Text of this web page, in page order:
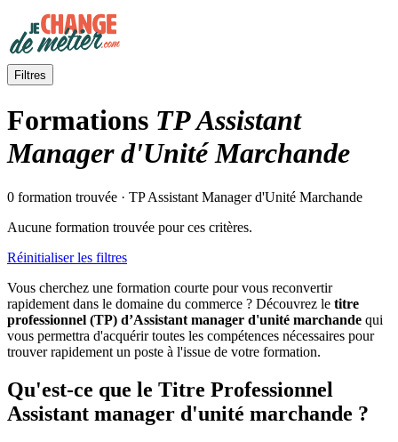
Filtres
Formations TP Assistant
Manager d'Unité Marchande
0 formation trouvée · TP Assistant Manager d'Unité Marchande
Aucune formation trouvée pour ces critères.
Réinitialiser les filtres
Vous cherchez une formation courte pour vous reconvertir
rapidement dans le domaine du commerce ? Découvrez le titre
professionnel (TP) d’Assistant manager d'unité marchande qui
vous permettra d'acquérir toutes les compétences nécessaires pour
trouver rapidement un poste à l'issue de votre formation.
Qu'est-ce que le Titre Professionnel
Assistant manager d'unité marchande ?